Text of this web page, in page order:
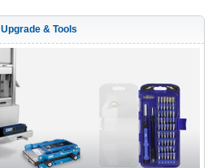
Upgrade & Tools